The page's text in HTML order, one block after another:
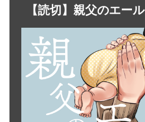
【読切】親父のエール